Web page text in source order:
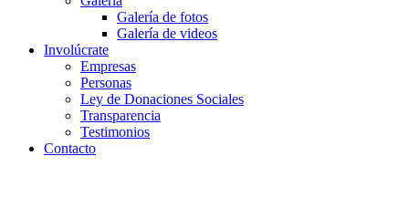
Galería de fotos
Galería de videos
Involúcrate
Empresas
Personas
Ley de Donaciones Sociales
Transparencia
Testimonios
Contacto